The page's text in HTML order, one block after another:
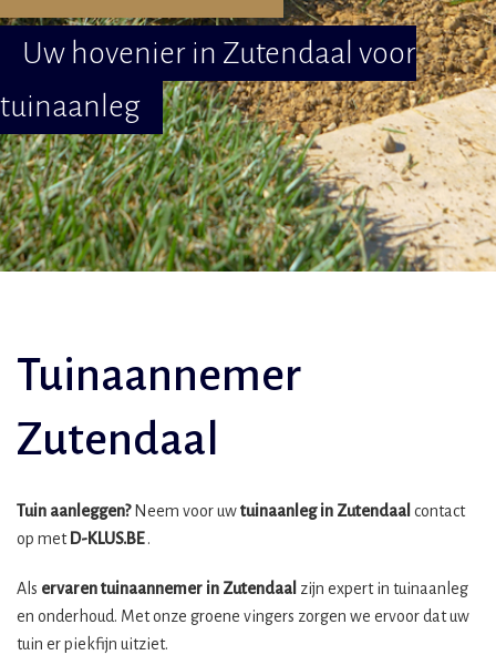
Uw hovenier in Zutendaal voor
tuinaanleg
Tuinaannemer
Zutendaal
Tuin aanleggen?Neem voor uwtuinaanleg in Zutendaal contact
op metD-KLUS.BE.
Als ervaren tuinaannemer in Zutendaal zijn expert in tuinaanleg
en onderhoud. Met onze groene vingers zorgen we ervoor dat uw
tuin er piekfijn uitziet.